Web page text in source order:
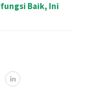
Baik, Ini